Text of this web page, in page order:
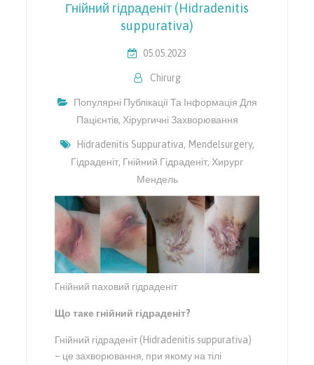
Гнійний гідраденіт (Hidradenitis
suppurativa)
05.05.2023
Chirurg
Популярні Публікації Та Інформація Для
Пацієнтів, Хірургичні Захворювання
Hidradenitis Suppurativa, Mendelsurgery,
Гідраденіт, Гнійний Гідраденіт, Хирург
Мендель
Гнійний паховий гідраденіт
Що таке гнійний гідраденіт?
Гнійний гідраденіт (Hidradenitis suppurativa)
– це захворювання, при якому на тілі